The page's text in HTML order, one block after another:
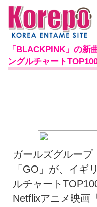
「BLACKPINK」の新
ングルチャート
ガールズグループ
「GO」が、イギ
ルチャート
Netflixアニメ映画